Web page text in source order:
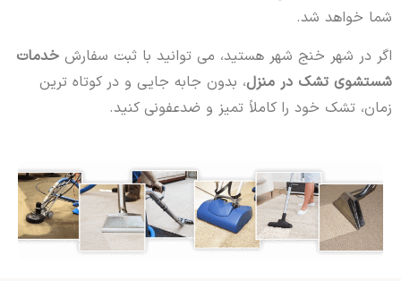
شما خواهد شد.
اگر در شهر خنج شهر هستید، می توانید با ثبت سفارش خدمات
شستشوی تشک در منزل، بدون جابه جایی و در کوتاه ترین
زمان، تشک خود را کاملاً تمیز و ضدعفونی کنید.